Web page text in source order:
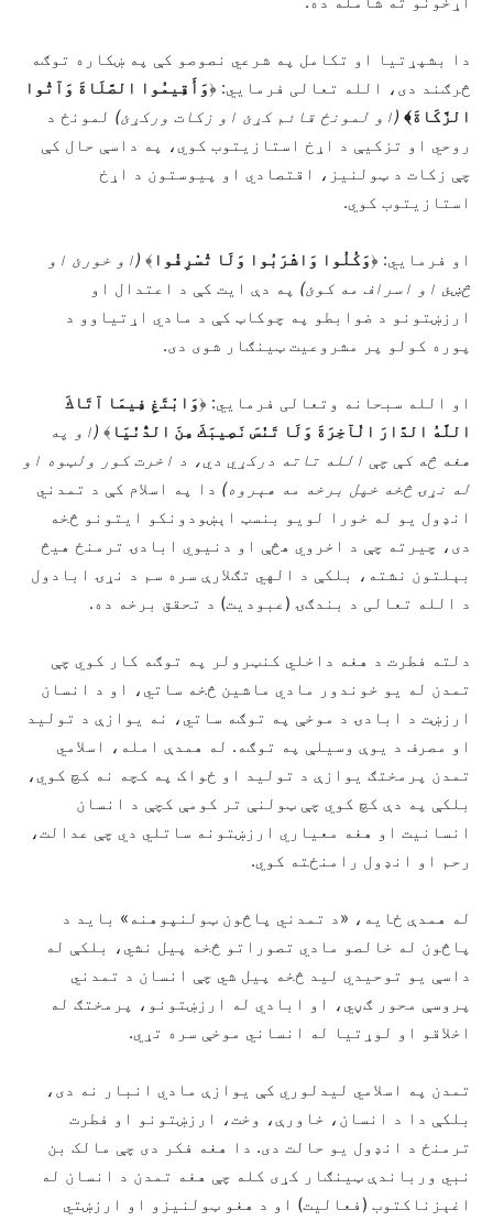
دا بشپړتیا او تکامل په شرعي نصوصو کې په ښکاره توګه
څرګند دی، الله تعالی فرمایي: ﴿وَأَقِيمُوا الصَّلَاةَ وَآتُوا
الزَّكَاةَ﴾ (او لمونځ قائم کړئ او زکات ورکړئ) لمونځ د
روحي او تزکیې د اړخ استازیتوب کوي، په داسې حال کې
چې زکات د ټولنیز، اقتصادي او پیوستون د اړخ
استازیتوب کوي.
او فرمایي: ﴿وَكُلُوا وَاشْرَبُوا وَلَا تُسْرِفُوا ﴾ (او خورئ او
څښئ او اسراف مه کوئ) په دې ایت کې د اعتدال او
ارزښتونو د ضوابطو په چوکاټ کې د مادي اړتیاوو د
پوره کولو پر مشروعیت ټینګار شوی دی.
او الله سبحانه وتعالی فرمایي: ﴿وَابْتَغِ فِيمَا آتَاكَ
اللَّهُ الدَّارَ الْآخِرَةَ وَلَا تَنْسَ نَصِيبَكَ مِنَ الدُّنْيَا ﴾ (او په
هغه څه کې چې الله تاته درکړي دي، د اخرت کور ولټوه او
له نړۍ څخه خپل برخه مه هېروه) دا په اسلام کې د تمدني
انډول یو له خورا لویو بنسټ اېښودونکو ایتونو څخه
دی، چیرته چې د اخروي هڅې او دنیوي ابادۍ ترمنځ هیڅ
بېلتون نشته، بلکې د الهي تګلارې سره سم د نړۍ ابادول
د الله تعالی د بندګۍ (عبودیت) د تحقق برخه ده.
دلته فطرت د هغه داخلي کنټرولر په توګه کار کوي چې
تمدن له یو خوندور مادي ماشین څخه ساتي، او د انسان
ارزښت د ابادۍ د موخې په توګه ساتي، نه یوازې د تولید
او مصرف د یوې وسیلې په توګه. له همدې امله، اسلامي
تمدن پرمختګ یوازې د تولید او ځواک په کچه نه کچ کوي،
بلکې په دې کچ کوي چې ټولنې تر کومې کچې د انسان
انسانیت او هغه معیاري ارزښتونه ساتلي دي چې عدالت،
رحم او انډول رامنځته کوي.
له همدې ځایه، «د تمدني پاڅون ټولنپوهنه» باید د
پاڅون له خالصو مادي تصوراتو څخه پیل نشي، بلکې له
داسې یو توحیدي لید څخه پیل شي چې انسان د تمدني
پروسې محور ګڼي، او ابادي له ارزښتونو، پرمختګ له
اخلاقو او لوړتیا له انساني موخې سره تړي.
تمدن په اسلامي لیدلوري کې یوازې مادي انبار نه دی،
بلکې دا د انسان، خاورې، وخت، ارزښتونو او فطرت
ترمنځ د انډول یو حالت دی. دا هغه فکر دی چې مالک بن
نبي ورباندې ټینګار کړی کله چې هغه تمدن د انسان له
اغېزناکتوب (فعالیت) او د هغو ټولنیزو او ارزښتي